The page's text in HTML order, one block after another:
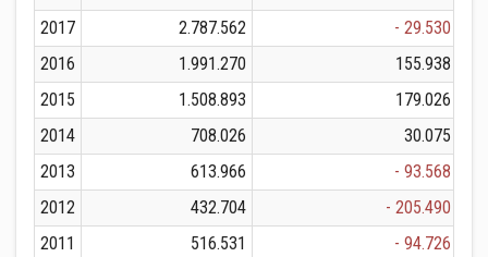
2017
2.787.562
- 29.530
2016
1.991.270
155.938
2015
1.508.893
179.026
2014
708.026
30.075
2013
613.966
- 93.568
2012
432.704
- 205.490
2011
516.531
- 94.726